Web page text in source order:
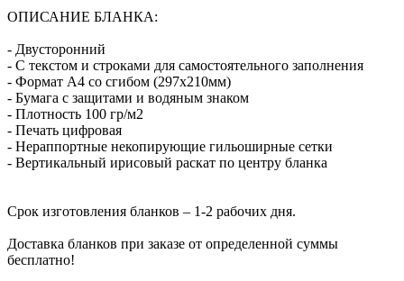
ОПИСАНИЕ БЛАНКА:
- Двусторонний
- С текстом и строками для самостоятельного заполнения
- Формат А4 со сгибом (297х210мм)
- Бумага с защитами и водяным знаком
- Плотность 100 гр/м2
- Печать цифровая
- Нераппортные некопирующие гильоширные сетки
- Вертикальный ирисовый раскат по центру бланка
Срок изготовления бланков – 1-2 рабочих дня.
Доставка бланков при заказе от определенной суммы
бесплатно!